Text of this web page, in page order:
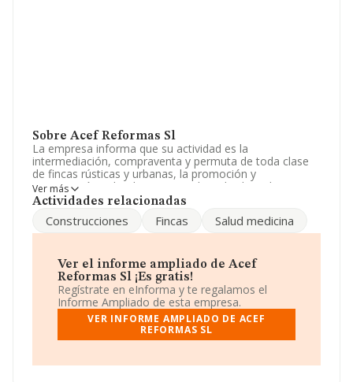
Sobre Acef Reformas Sl
La empresa informa que su actividad es la
intermediación, compraventa y permuta de toda clase
de fincas rústicas y urbanas, la promoción y
construcción sobre las mismas de toda clase de
edificaciones, su rehabilitacion; venta o arrendamiento
Registro Mercantil como Sociedad Limitada. Clasifica su
actividad CNAE como '%cnae%', código 4101. No realiza
La sociedad españolaAcef Reformas S.L
B97556369, tiene su domicilio social establecido en
Calle Isaac Peral núm. 4 6, (03700), Denia, provincia de
Alicante, Comunidad Valenciana.
En base a la información de la que dispone INFORMA
facturación alcanza la cifra de 36.783 millones de euros
Ver más
Actividades relacionadas
Construcciones Fincas Salud medicina
Ver el informe ampliado de Acef
Reformas Sl ¡Es gratis!
Regístrate en eInforma y te regalamos el
Informe Ampliado de esta empresa.
VER INFORME AMPLIADO DE ACEF
REFORMAS SL